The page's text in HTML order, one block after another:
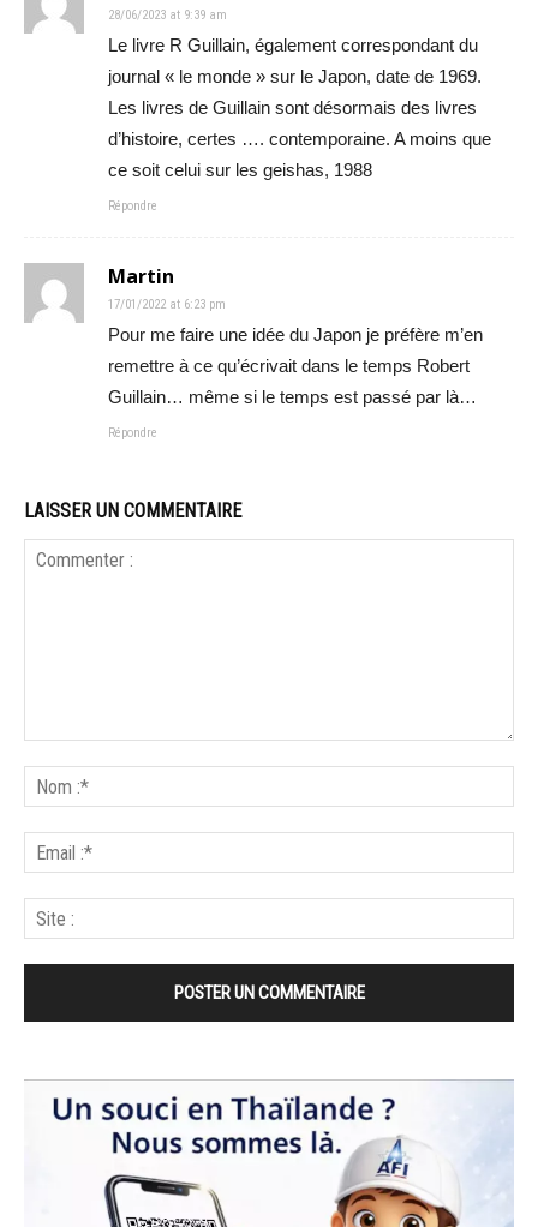
28/06/2023 at 9:39 am
Le livre R Guillain, également correspondant du
journal « le monde » sur le Japon, date de 1969.
Les livres de Guillain sont désormais des livres
d’histoire, certes …. contemporaine. A moins que
ce soit celui sur les geishas, 1988
Répondre
Martin
17/01/2022 at 6:23 pm
Pour me faire une idée du Japon je préfère m’en
remettre à ce qu’écrivait dans le temps Robert
Guillain… même si le temps est passé par là…
Répondre
LAISSER UN COMMENTAIRE